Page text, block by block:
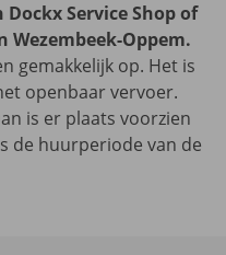
Dockx Service Shop of
Oppem.
gemakkelijk op. Het is
openbaar vervoer.
is er plaats voorzien
de huurperiode van de